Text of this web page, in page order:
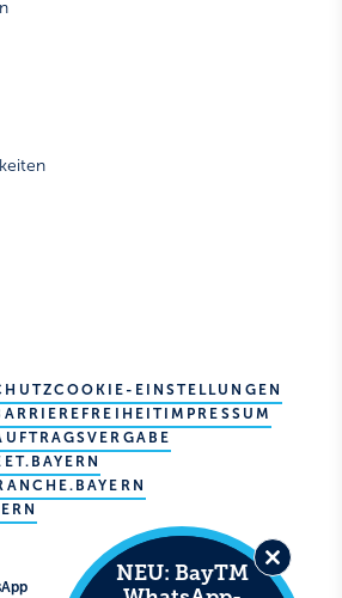
COOKIE-EINSTELLUNGEN
IMPRESSUM
Close
NEU: BayTM